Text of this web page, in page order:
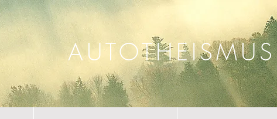
AUTOTHEISMUS